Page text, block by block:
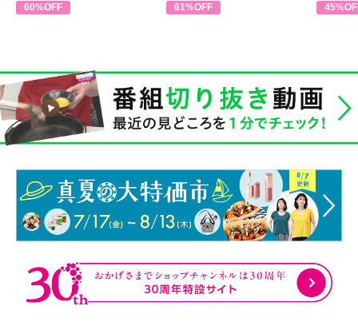
60%OFF 61%OFF